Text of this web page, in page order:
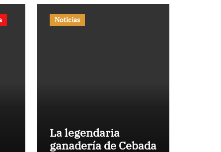
Noticias
La legendaria
ganadería de Cebada